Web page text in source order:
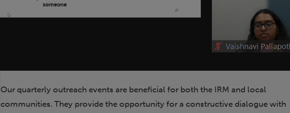
Our quarterly outreach events are beneficial for both the IRM and local
communities. They provide the opportunity for a constructive dialogue with